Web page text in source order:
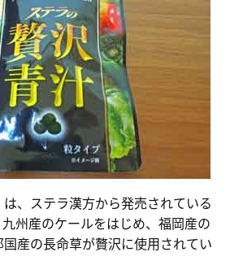
は、ステラ漢方から発売されている
州産のケールをはじめ、福岡産の
産の長命草が贅沢に使用されてい